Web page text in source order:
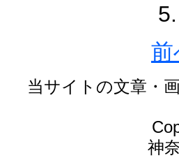
前
当サイトの文章・
神